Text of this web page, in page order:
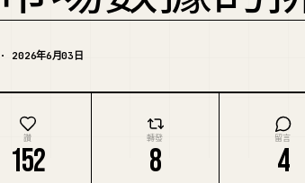
2026年6月03日
讚
152
轉發
8
留言
4